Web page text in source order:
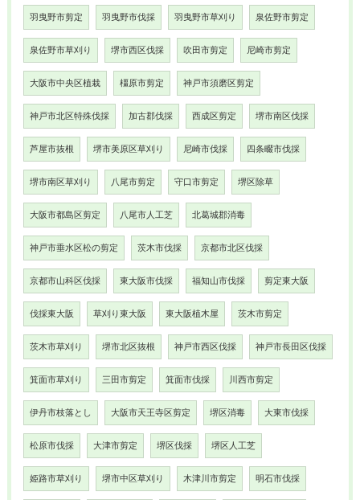
羽曳野市剪定 羽曳野市伐採 羽曳野市草刈り 泉佐野市剪定
泉佐野市草刈り 堺市西区伐採 吹田市剪定 尼崎市剪定
大阪市中央区植栽 橿原市剪定 神戸市須磨区剪定
神戸市北区特殊伐採 加古郡伐採 西成区剪定 堺市南区伐採
芦屋市抜根 堺市美原区草刈り 尼崎市伐採 四条畷市伐採
堺市南区草刈り 八尾市剪定 守口市剪定 堺区除草
大阪市都島区剪定 八尾市人工芝 北葛城郡消毒
神戸市垂水区松の剪定 茨木市伐採 京都市北区伐採
京都市山科区伐採 東大阪市伐採 福知山市伐採 剪定東大阪
伐採東大阪 草刈り東大阪 東大阪植木屋 茨木市剪定
茨木市草刈り 堺市北区抜根 神戸市西区伐採 神戸市長田区伐採
箕面市草刈り 三田市剪定 箕面市伐採 川西市剪定
伊丹市枝落とし 大阪市天王寺区剪定 堺区消毒 大東市伐採
松原市伐採 大津市剪定 堺区伐採 堺区人工芝
姫路市草刈り 堺市中区草刈り 木津川市剪定 明石市伐採